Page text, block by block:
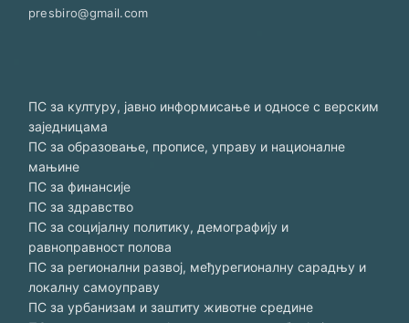
ПС за културу, јавно информисање и односе с верским
заједницама
ПС за образовање, прописе, управу и националне
мањине
ПС за финансије
ПС за здравство
ПС за социјалну политику, демографију и
равноправност полова
ПС за регионални развој, међурегионалну сарадњу и
локалну самоуправу
ПС за урбанизам и заштиту животне средине
presbiro@gmail.com